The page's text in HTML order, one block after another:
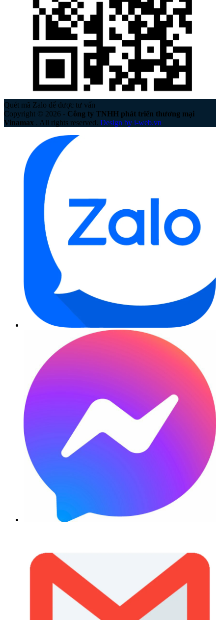
Quét mã Zalo để được tư vấn
Copyright © 2026 - Công ty TNHH phát triển thương mại
Vinamax . All rights reserved. Design by i-web.vn